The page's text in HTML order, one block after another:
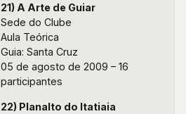
21) A Arte de Guiar
Sede do Clube
Aula Teórica
Guia: Santa Cruz
05 de agosto de 2009 – 16
participantes
22) Planalto do Itatiaia